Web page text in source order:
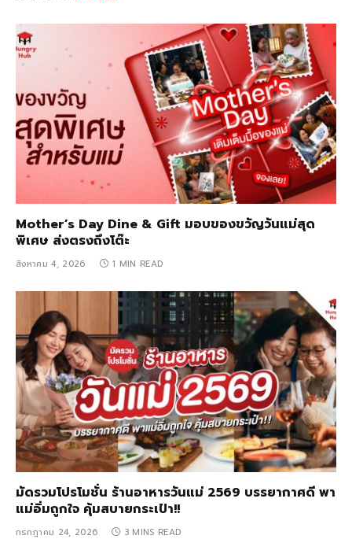
Mother’s Day Dine & Gift มอบของขวัญวันแม่สุด
พิเศษ ส่งตรงถึงโต๊ะ
สิงหาคม 4, 2026 1 MIN READ
มัดรวมโปรโมชั่น ร้านอาหารวันแม่ 2569 บรรยากาศดี พา
แม่อิ่มถูกใจ คุ้มสบายกระเป๋า!!
กรกฎาคม 24, 2026 3 MINS READ